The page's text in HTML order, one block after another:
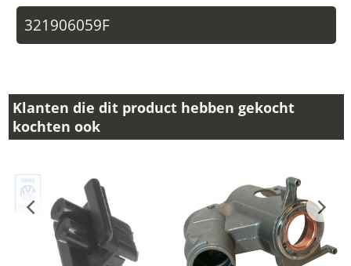
321906059F
Klanten die dit product hebben gekocht
kochten ook